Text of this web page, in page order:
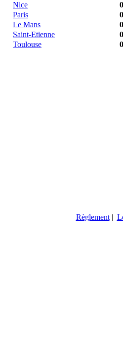
Nice
0
Paris
0
Le Mans
0
Saint-Etienne
0
Toulouse 0
Règlement|